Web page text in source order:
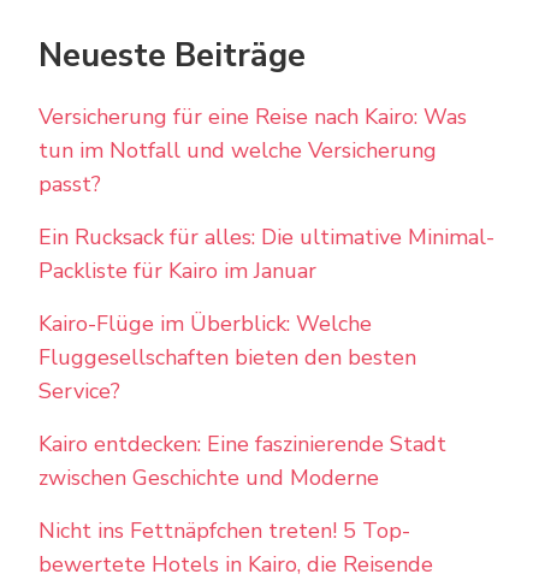
Neueste Beiträge
Versicherung für eine Reise nach Kairo: Was
tun im Notfall und welche Versicherung
passt?
Ein Rucksack für alles: Die ultimative Minimal-
Packliste für Kairo im Januar
Kairo-Flüge im Überblick: Welche
Fluggesellschaften bieten den besten
Service?
Kairo entdecken: Eine faszinierende Stadt
zwischen Geschichte und Moderne
Nicht ins Fettnäpfchen treten! 5 Top-
bewertete Hotels in Kairo, die Reisende